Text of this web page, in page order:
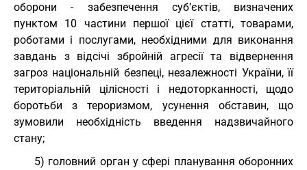
оборони - забезпечення суб’єктів, визначених
пунктом 10 частини першої цієї статті, товарами,
роботами і послугами, необхідними для виконання
завдань з відсічі збройній агресії та відвернення
загроз національній безпеці, незалежності України, її
територіальній цілісності і недоторканності, щодо
боротьби з тероризмом, усунення обставин, що
зумовили необхідність введення надзвичайного
стану;
5) головний орган у сфері планування оборонних